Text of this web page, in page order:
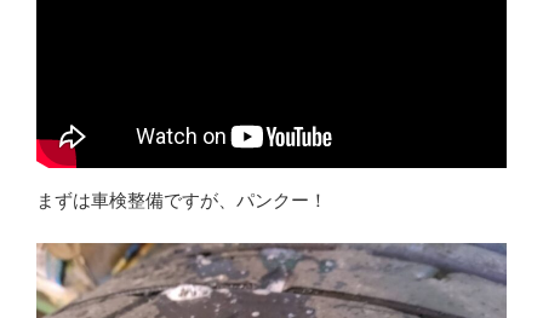
まずは車検整備ですが、パンクー！